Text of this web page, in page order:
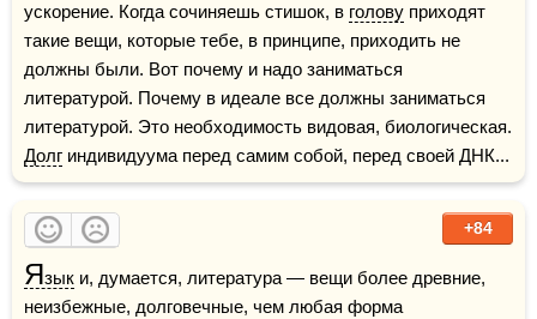
ускорение. Когда сочиняешь стишок, в голову приходят
такие вещи, которые тебе, в принципе, приходить не
должны были. Вот почему и надо заниматься
литературой. Почему в идеале все должны заниматься
Долг индивидуума перед самим собой, перед своей ДНК...
+84
Язык и, думается, литература — вещи более древние,
неизбежные, долговечные, чем любая форма